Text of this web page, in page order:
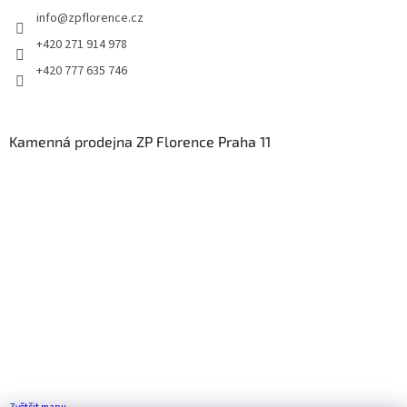
info@zpflorence.cz
+420 271 914 978
+420 777 635 746
Kamenná prodejna ZP Florence Praha 11